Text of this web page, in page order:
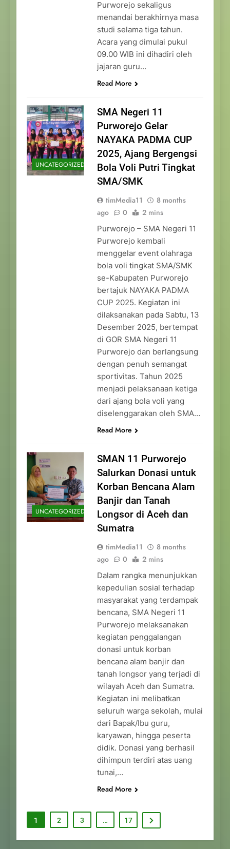
Purworejo sekaligus
menandai berakhirnya masa
studi selama tiga tahun.
Acara yang dimulai pukul
09.00 WIB ini dihadiri oleh
jajaran guru…
Read More
UNCATEGORIZED
SMA Negeri 11
Purworejo Gelar
NAYAKA PADMA CUP
2025, Ajang Bergengsi
Bola Voli Putri Tingkat
SMA/SMK
timMedia11
8 months
ago
0 2 mins
Purworejo – SMA Negeri 11
Purworejo kembali
menggelar event olahraga
bola voli tingkat SMA/SMK
se-Kabupaten Purworejo
bertajuk NAYAKA PADMA
CUP 2025. Kegiatan ini
dilaksanakan pada Sabtu, 13
Desember 2025, bertempat
di GOR SMA Negeri 11
Purworejo dan berlangsung
dengan penuh semangat
sportivitas. Tahun 2025
menjadi pelaksanaan ketiga
dari ajang bola voli yang
diselenggarakan oleh SMA…
Read More
UNCATEGORIZED
SMAN 11 Purworejo
Salurkan Donasi untuk
Korban Bencana Alam
Banjir dan Tanah
Longsor di Aceh dan
Sumatra
timMedia11
8 months
ago
0 2 mins
Dalam rangka menunjukkan
kepedulian sosial terhadap
masyarakat yang terdampak
bencana, SMA Negeri 11
Purworejo melaksanakan
kegiatan penggalangan
donasi untuk korban
bencana alam banjir dan
tanah longsor yang terjadi di
wilayah Aceh dan Sumatra.
Kegiatan ini melibatkan
seluruh warga sekolah, mulai
dari Bapak/Ibu guru,
karyawan, hingga peserta
didik. Donasi yang berhasil
dihimpun terdiri atas uang
tunai,…
Read More
1 2 3 … 17